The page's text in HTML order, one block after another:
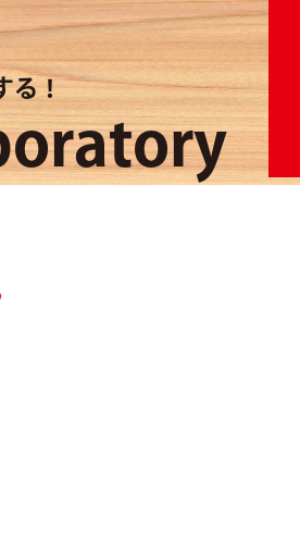
る！